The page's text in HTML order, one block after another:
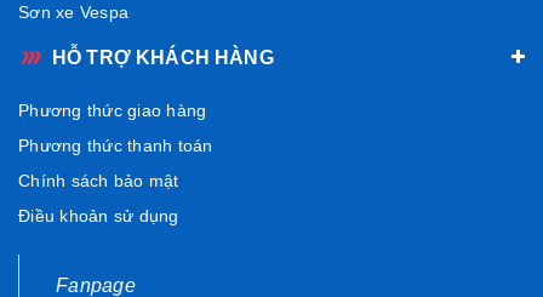
Sơn xe Vespa
HỖ TRỢ KHÁCH HÀNG
Phương thức giao hàng
Phương thức thanh toán
Chính sách bảo mật
Điều khoản sử dụng
Fanpage